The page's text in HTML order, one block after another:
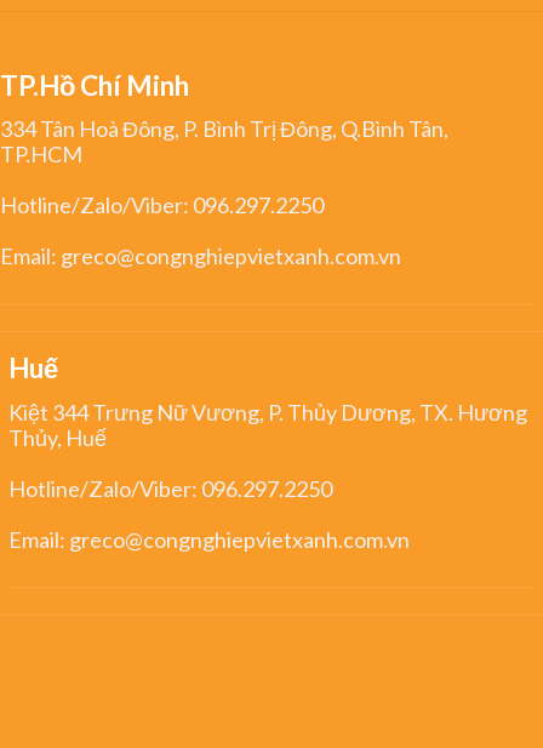
TP.Hồ Chí Minh
334 Tân Hoà Đông, P. Bình Trị Đông, Q.Bình Tân,
TP.HCM
Hotline/Zalo/Viber: 096.297.2250
Email: greco@congnghiepvietxanh.com.vn
Huế
Kiệt 344 Trưng Nữ Vương, P. Thủy Dương, TX. Hương
Thủy, Huế
Hotline/Zalo/Viber: 096.297.2250
Email: greco@congnghiepvietxanh.com.vn